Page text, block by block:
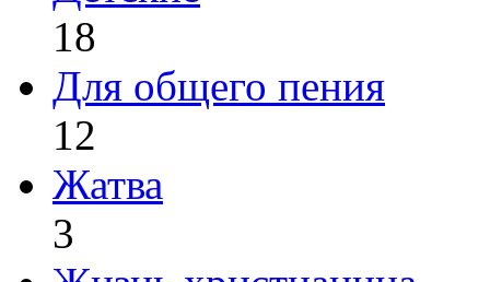
18
Для общего пения
12
Жатва
3